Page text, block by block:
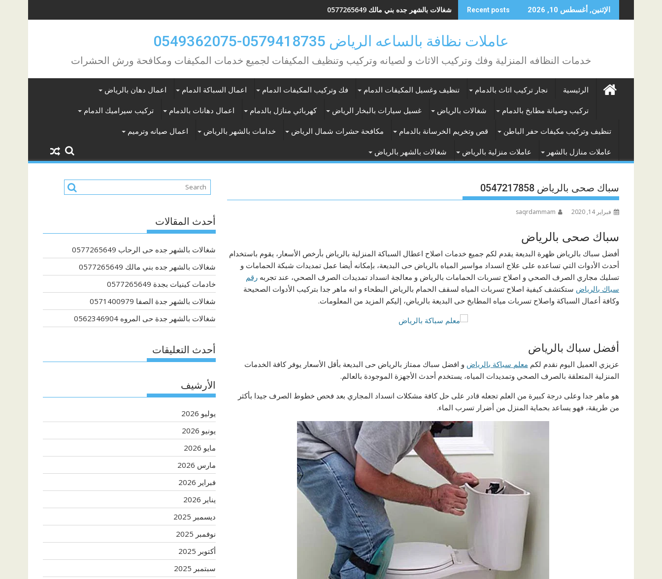
to
الإثنين, أغسطس 10, 2026 Recent posts شغالات بالشهر جده بني مالك 0577265649
عاملات نظافة بالساعه الرياض 0579418735-0549362075
خدمات النظافه المنزلية وفك وتركيب الاثاث و لصيانه وتركيب وتنظيف المكيفات لجميع خدمات المكيفات ومكافحة ورش الحشرات
الرئيسية نجار تركيب اثاث بالدمام تنظيف وغسيل المكيفات الدمام فك وتركيب المكيفات الدمام اعمال السباكة الدمام اعمال دهان بالرياض
تركيب وصيانة مطابخ بالدمام شغالات بالرياض غسيل سيارات بالبخار الرياض كهربائي منازل بالدمام اعمال دهانات بالدمام تركيب سيراميك الدمام
تنظيف وتركيب مكيفات حفر الباطن قص وتخريم الخرسانة بالدمام مكافحة حشرات شمال الرياض خدامات بالشهر بالرياض اعمال صيانه وترميم
عاملات منازل بالشهر عاملات منزلية بالرياض شغالات بالشهر بالرياض
سباك صحى بالرياض 0547217858
فبراير 14, 2020 saqrdammam
سباك صحى بالرياض
أفضل سباك بالرياض ظهرة البديعة يقدم لكم جميع خدمات اصلاح اعطال السباكة المنزلية بالرياض بأرخص الأسعار، يقوم باستخدام
أحدث الأدوات التي تساعده على علاج انسداد مواسير المياه بالرياض حى البديعة، بإمكانه أيضا عمل تمديدات شبكة الحمامات و
تسليك مجاري الصرف الصحي و اصلاح تسربات الحمامات بالرياض و معالجة انسداد تمديدات الصرف الصحي، عند تجربه رقم
سباك بالرياض ستكتشف كيفية اصلاح تسربات المياه لسقف الحمام بالرياض البطحاء و انه ماهر جدا بتركيب الأدوات الصحيحة
وكافة أعمال السباكة واصلاح تسربات مياه المطابخ حى البديعة بالرياض، إليكم المزيد من المعلومات.
أفضل سباك بالرياض
عزيزي العميل اليوم نقدم لكم معلم سباكة بالرياض و افضل سباك ممتاز بالرياض حى البديعة بأقل الأسعار يوفر كافة الخدمات
المنزلية المتعلقة بالصرف الصحي وتمديدات المياه، يستخدم أحدث الأجهزة الموجودة بالعالم.
هو ماهر جدا وعلى درجة كبيرة من العلم تجعله قادر على حل كافة مشكلات انسداد المجاري بعد فحص خطوط الصرف جيدا بأكثر
من طريقة، فهو يساعد بحماية المنزل من أضرار تسرب الماء.
أحدث المقالات
شغالات بالشهر جده حى الرحاب 0577265649
شغالات بالشهر جده بني مالك 0577265649
خادمات كينيات بجدة 0577265649
شغالات بالشهر جدة الصفا 0571400979
شغالات بالشهر جدة حى المروه 0562346904
أحدث التعليقات
الأرشيف
يوليو 2026
يونيو 2026
مايو 2026
مارس 2026
فبراير 2026
يناير 2026
ديسمبر 2025
نوفمبر 2025
أكتوبر 2025
سبتمبر 2025